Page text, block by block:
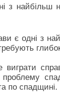
з найбільш
є одні з
проблему
по спадщині.